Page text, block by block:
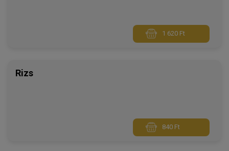
1 620 Ft
Rizs
840 Ft